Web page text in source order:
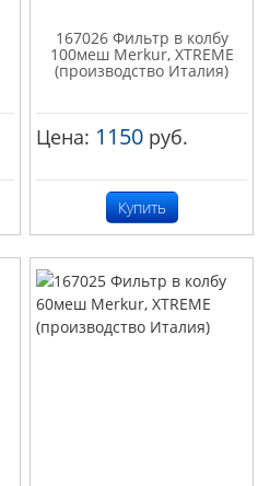
167026 Фильтр в колбу
100меш Merkur, XTREME
(производство Италия)
Цена: 1150 руб.
Купить